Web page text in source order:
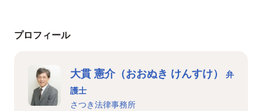
プロフィール
大貫 憲介（おおぬき けんすけ）
弁
護士
さつき法律事務所